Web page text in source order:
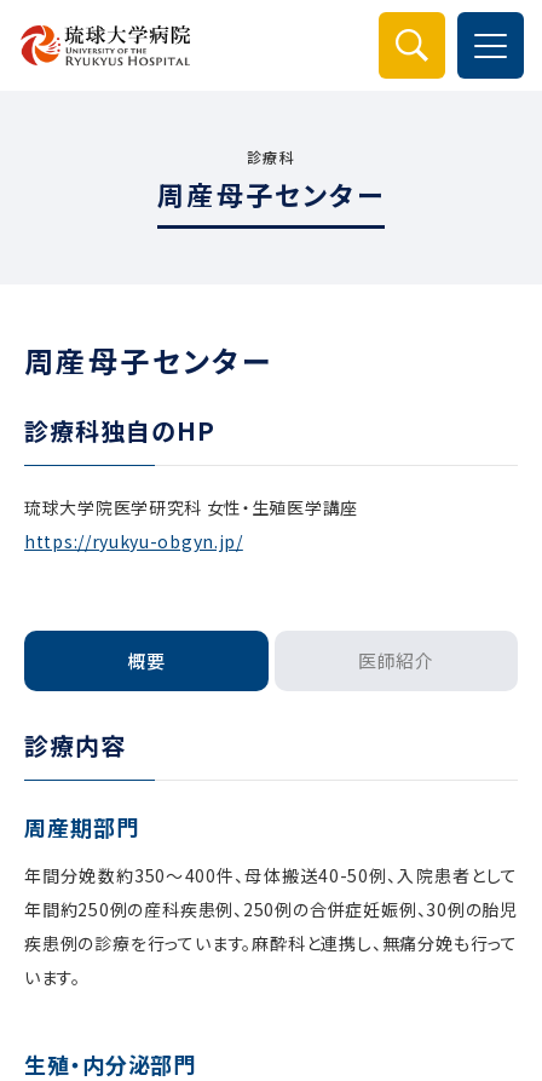
検索
診療科
周産母子センター
周産母子センター
診療科独自のHP
琉球大学院医学研究科 女性・生殖医学講座
https://ryukyu-obgyn.jp/
概要 医師紹介
診療内容
周産期部門
年間分娩数約350～400件、母体搬送40-50例、入院患者として
年間約250例の産科疾患例、250例の合併症妊娠例、30例の胎児
疾患例の診療を行っています。麻酔科と連携し、無痛分娩も行って
います。
生殖・内分泌部門